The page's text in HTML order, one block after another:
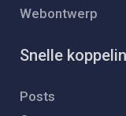
Webontwerp
Snelle
Posts